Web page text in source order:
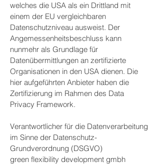
welches die USA als ein Drittland mit
einem der EU vergleichbaren
Datenschutzniveau ausweist. Der
Angemessenheitsbeschluss kann
nunmehr als Grundlage für
Datenübermittlungen an zertifizierte
Organisationen in den USA dienen. Die
hier aufgeführten Anbieter haben die
Zertifizierung im Rahmen des Data
Privacy Framework.
Verantwortlicher für die Datenverarbeitung
im Sinne der Datenschutz-
Grundverordnung (DSGVO)
green flexibility development gmbh